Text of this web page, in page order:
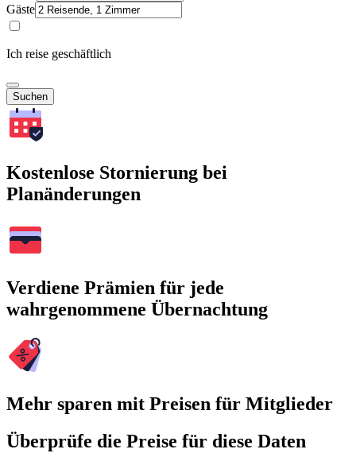
Gäste
Ich reise geschäftlich
Suchen
Kostenlose Stornierung bei
Planänderungen
Verdiene Prämien für jede
wahrgenommene Übernachtung
Mehr sparen mit Preisen für Mitglieder
Überprüfe die Preise für diese Daten